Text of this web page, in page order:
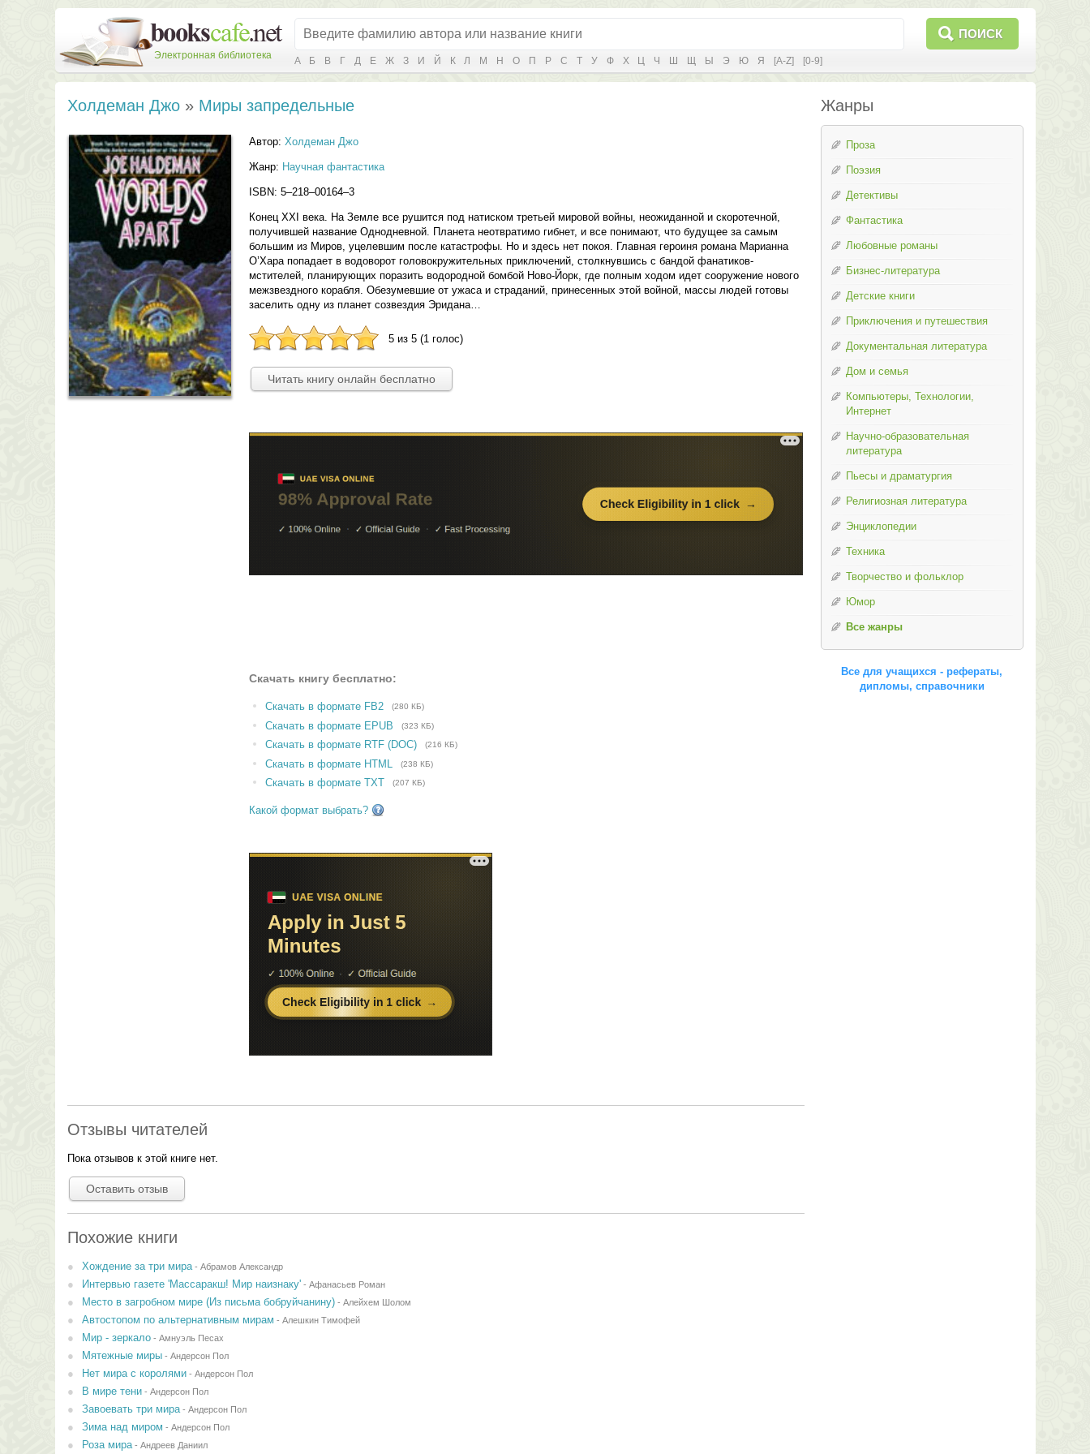
Электронная библиотека
ПОИСК
А Б В Г Д Е Ж З И Й К Л М Н О П Р С Т У Ф Х Ц Ч Ш Щ Ы Э Ю Я [A-Z] [0-9]
Холдеман Джо» Миры запредельные
Автор: Холдеман Джо
Жанр: Научная фантастика
ISBN: 5–218–00164–3
Конец XXI века. На Земле все рушится под натиском третьей мировой войны, неожиданной и скоротечной,
получившей название Однодневной. Планета неотвратимо гибнет, и все понимают, что будущее за самым
большим из Миров, уцелевшим после катастрофы. Но и здесь нет покоя. Главная героиня романа Марианна
О’Хара попадает в водоворот головокружительных приключений, столкнувшись с бандой фанатиков-
мстителей, планирующих поразить водородной бомбой Ново-Йорк, где полным ходом идет сооружение нового
межзвездного корабля. Обезумевшие от ужаса и страданий, принесенных этой войной, массы людей готовы
заселить одну из планет созвездия Эридана…
5 из 5 (1 голос)
Читать книгу онлайн бесплатно
Скачать книгу бесплатно:
Скачать в формате FB2 (280 КБ)
Скачать в формате EPUB (323 КБ)
Скачать в формате RTF (DOC) (216 КБ)
Скачать в формате HTML (238 КБ)
Скачать в формате TXT (207 КБ)
Какой формат выбрать?
Отзывы читателей
Пока отзывов к этой книге нет.
Оставить отзыв
Похожие книги
Хождение за три мира- Абрамов Александр
Интервью газете 'Массаракш! Мир наизнаку'- Афанасьев Роман
Место в загробном мире (Из письма бобруйчанину)- Алейхем Шолом
Автостопом по альтернативным мирам - Алешкин Тимофей
Мир - зеркало- Амнуэль Песах
Мятежные миры- Андерсон Пол
Нет мира с королями- Андерсон Пол
В мире тени- Андерсон Пол
Завоевать три мира- Андерсон Пол
Зима над миром - Андерсон Пол
Роза мира- Андреев Даниил
Жанры
Проза
Поэзия
Детективы
Фантастика
Любовные романы
Бизнес-литература
Детские книги
Приключения и путешествия
Документальная литература
Дом и семья
Компьютеры, Технологии,
Интернет
Научно-образовательная
литература
Пьесы и драматургия
Религиозная литература
Энциклопедии
Техника
Творчество и фольклор
Юмор
Все жанры
Все для учащихся - рефераты,
дипломы, справочники